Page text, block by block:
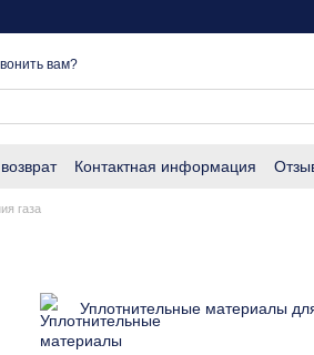
вам?
Контактная информация
газа
Уплотнительные материалы